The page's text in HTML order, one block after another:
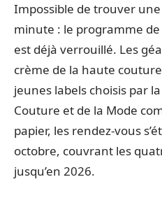
Impossible de trouver
minute : le programme
est déjà verrouillé. Les
crème de la haute
jeunes labels choisis par
Couture et de la Mode
papier, les rendez-vous
octobre, couvrant les
jusqu’en 2026.